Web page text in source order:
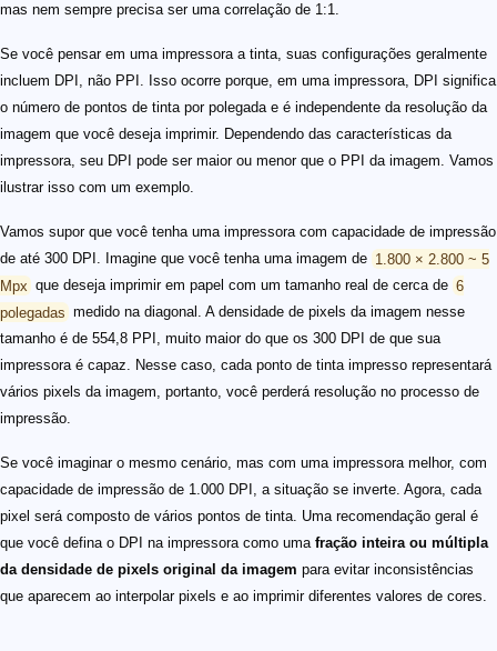
mas nem sempre precisa ser uma correlação de 1:1.
Se você pensar em uma impressora a tinta, suas configurações geralmente
incluem DPI, não PPI. Isso ocorre porque, em uma impressora, DPI significa
o número de pontos de tinta por polegada e é independente da resolução da
imagem que você deseja imprimir. Dependendo das características da
impressora, seu DPI pode ser maior ou menor que o PPI da imagem. Vamos
ilustrar isso com um exemplo.
Vamos supor que você tenha uma impressora com capacidade de impressão
de até 300 DPI. Imagine que você tenha uma imagem de 1.800 × 2.800 ~ 5
Mpx que deseja imprimir em papel com um tamanho real de cerca de 6
polegadas medido na diagonal. A densidade de pixels da imagem nesse
tamanho é de 554,8 PPI, muito maior do que os 300 DPI de que sua
impressora é capaz. Nesse caso, cada ponto de tinta impresso representará
vários pixels da imagem, portanto, você perderá resolução no processo de
impressão.
Se você imaginar o mesmo cenário, mas com uma impressora melhor, com
capacidade de impressão de 1.000 DPI, a situação se inverte. Agora, cada
pixel será composto de vários pontos de tinta. Uma recomendação geral é
que você defina o DPI na impressora como uma fração inteira ou múltipla
da densidade de pixels original da imagem para evitar inconsistências
que aparecem ao interpolar pixels e ao imprimir diferentes valores de cores.